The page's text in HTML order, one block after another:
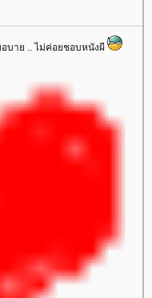
บาย .. ไม่ค่อยชอบหนังผี